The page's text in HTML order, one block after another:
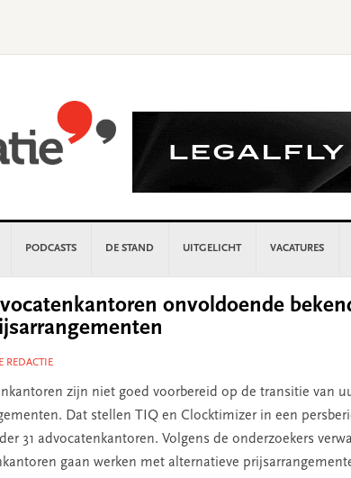
PODCASTS DE STAND UITGELICHT VACATURES
onvoldoende
REDACTIE
zijn niet goed voorbereid op de transitie van
Dat stellen TIQ en Clocktimizer in een
31 advocatenkantoren. Volgens de onderzoekers
gaan werken met alternatieve